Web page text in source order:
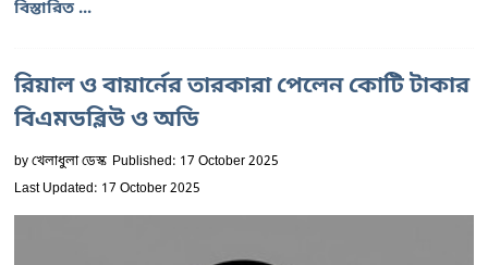
বিস্তারিত ...
রিয়াল ও বায়ার্নের তারকারা পেলেন কোটি টাকার
বিএমডব্লিউ ও অডি
byখেলাধুলা ডেস্ক Published: 17 October 2025
Last Updated: 17 October 2025